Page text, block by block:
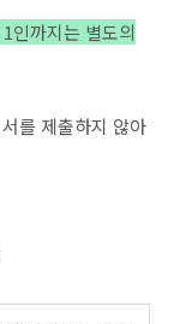
인까지는 별도의
를 제출하지 않아